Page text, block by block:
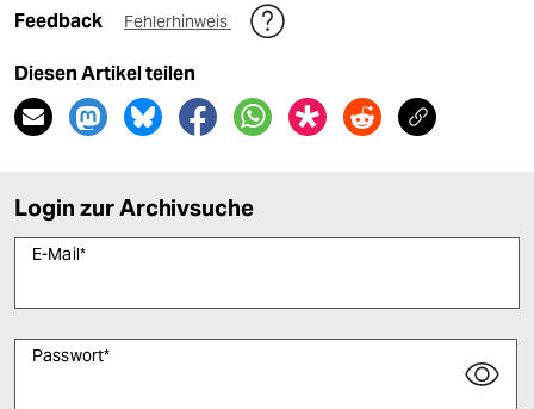
Feedback Fehlerhinweis
Diesen Artikel teilen
Login zur Archivsuche
E-Mail*
Passwort*